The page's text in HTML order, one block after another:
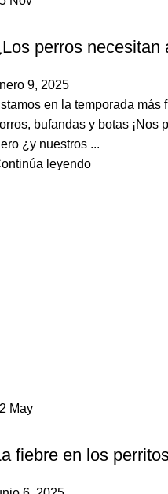
perros necesitan
9, 2025
en la temporada más
bufandas y botas ¡Nos
¿y nuestros ...
leyendo
May
fiebre en los